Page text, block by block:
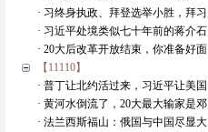
· 习终身执政、拜登选举小胜，拜习
· 习近平处境类似七十年前的蒋介石
· 20大后改革开放结束，你准备好面
【11110】
· 普丁让北约活过来，习近平让美国
· 黄河水倒流了，20大最大输家是邓
· 法兰西斯福山：俄国与中国尽显大